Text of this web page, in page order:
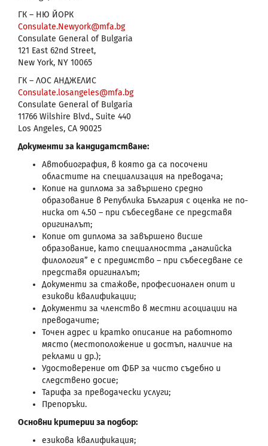
ГК – НЮ ЙОРК
Consulate.Newyork@mfa.bg
Consulate General of Bulgaria
121 East 62nd Street,
New York, NY 10065
ГК – ЛОС АНДЖЕЛИС
Consulate.losangeles@mfa.bg
Consulate General of Bulgaria
11766 Wilshire Blvd., Suite 440
Los Angeles, CA 90025
Документи за кандидатстване:
Автобиография, в която да са посочени
областите на специализация на преводача;
Копие на диплома за завършено средно
образование в Република България с оценка не по-
ниска от 4.50 – при събеседване се представя
оригиналът;
Копие от диплома за завършено висше
образование, като специалността „английска
филология” е с предимство – при събеседване се
представя оригиналът;
Документи за стажове, професионален опит и
езикови квалификации;
Документи за членство в местни асоциации на
преводачите;
Точен адрес и кратко описание на работното
място (местоположение и достъп, наличие на
реклами и др.);
Удостоверение от ФБР за чисто съдебно и
следствено досие;
Тарифа за преводачески услуги;
Препоръки.
Основни критерии за подбор:
езикова квалификация;